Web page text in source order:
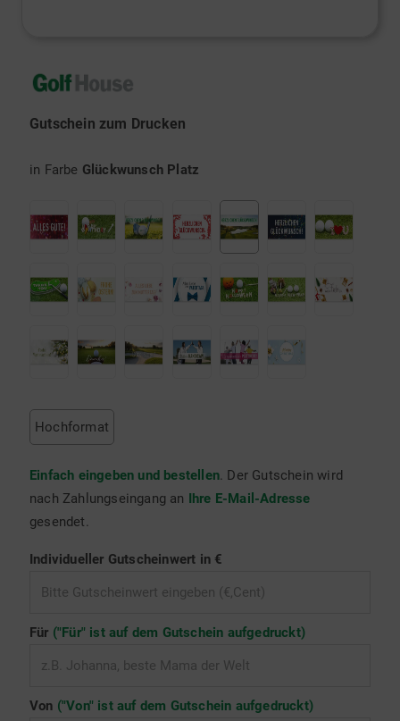
Gutschein zum Drucken
in Farbe Glückwunsch Platz
Hochformat
Einfach eingeben und bestellen . Der Gutschein wird
nach Zahlungseingang an Ihre E-Mail-Adresse
gesendet.
Individueller Gutscheinwert in €
Für ("Für" ist auf dem Gutschein aufgedruckt)
Von ("Von" ist auf dem Gutschein aufgedruckt)